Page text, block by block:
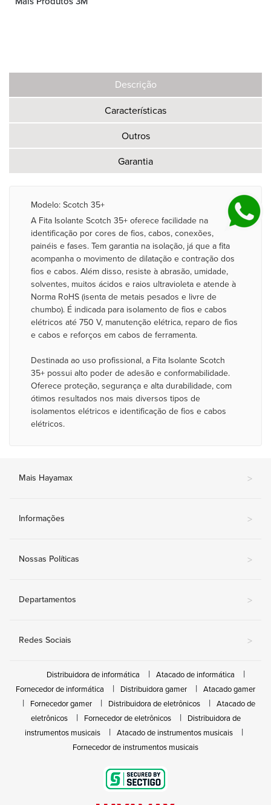
Descrição
Características
Outros
Garantia
Modelo: Scotch 35+
A Fita Isolante Scotch 35+ oferece facilidade na
identificação por cores de fios, cabos, conexões,
painéis e fases. Tem garantia na isolação, já que a fita
acompanha o movimento de dilatação e contração dos
fios e cabos. Além disso, resiste à abrasão, umidade,
solventes, muitos ácidos e raios ultravioleta e atende à
Norma RoHS (isenta de metais pesados e livre de
chumbo). É indicada para isolamento de fios e cabos
elétricos até 750 V, manutenção elétrica, reparo de fios
e cabos e reforços em cabos de ferramenta.
Destinada ao uso profissional, a Fita Isolante Scotch
35+ possui alto poder de adesão e conformabilidade.
Oferece proteção, segurança e alta durabilidade, com
ótimos resultados nos mais diversos tipos de
isolamentos elétricos e identificação de fios e cabos
elétricos.
Mais Hayamax >
Informações >
Nossas Políticas >
Departamentos >
Redes Sociais >
Distribuidora de informática
Atacado de informática
Fornecedor de informática
Distribuidora gamer
Atacado gamer
Fornecedor gamer
Distribuidora de eletrônicos
Atacado de
eletrônicos
Fornecedor de eletrônicos
Distribuidora de
instrumentos musicais
Atacado de instrumentos musicais
Fornecedor de instrumentos musicais